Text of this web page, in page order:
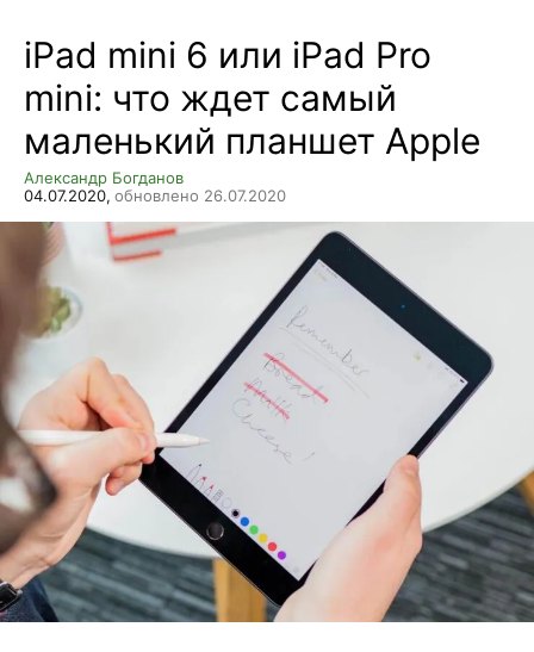
iPad mini 6 или iPad Pro
mini: что ждет самый
маленький планшет Apple
Александр Богданов
04.07.2020, обновлено 26.07.2020